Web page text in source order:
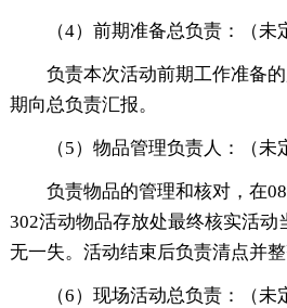
（4）前期准备总负责：（未
负责本次活动前期工作准备的
期向总负责汇报。
（5）物品管理负责人：（未
负责物品的管理和核对，在08
302活动物品存放处最终核实活动
无一失。活动结束后负责清点并整
（6）现场活动总负责：（未